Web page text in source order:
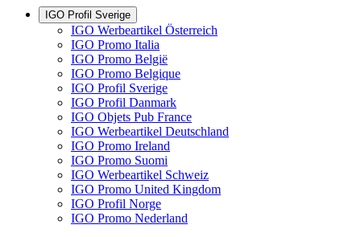
IGO Profil Sverige
IGO Werbeartikel Österreich
IGO Promo Italia
IGO Promo België
IGO Promo Belgique
IGO Profil Sverige
IGO Profil Danmark
IGO Objets Pub France
IGO Werbeartikel Deutschland
IGO Promo Ireland
IGO Promo Suomi
IGO Werbeartikel Schweiz
IGO Promo United Kingdom
IGO Profil Norge
IGO Promo Nederland